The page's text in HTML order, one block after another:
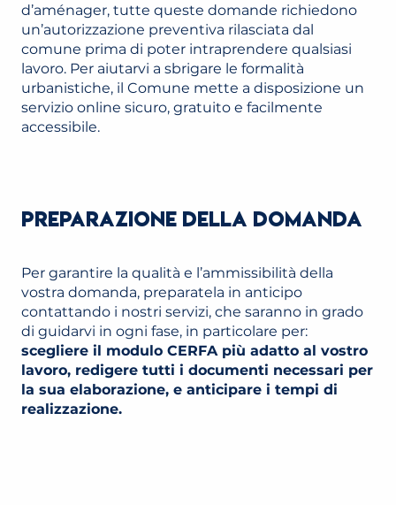
d’aménager, tutte queste domande richiedono
un’autorizzazione preventiva rilasciata dal
comune prima di poter intraprendere qualsiasi
lavoro. Per aiutarvi a sbrigare le formalità
urbanistiche, il Comune mette a disposizione un
servizio online sicuro, gratuito e facilmente
accessibile.
PREPARAZIONE DELLA DOMANDA
Per garantire la qualità e l’ammissibilità della
vostra domanda, preparatela in anticipo
contattando i nostri servizi, che saranno in grado
di guidarvi in ogni fase, in particolare per:
scegliere il modulo CERFA più adatto al vostro
lavoro, redigere tutti i documenti necessari per
la sua elaborazione, e anticipare i tempi di
realizzazione.